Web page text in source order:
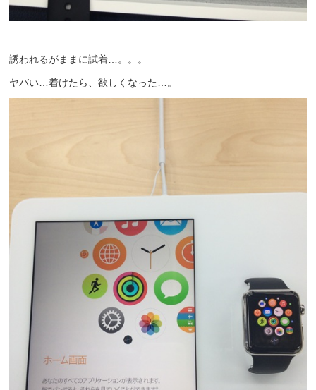
誘われるがままに試着…。。。
ヤバい…着けたら、欲しくなった…。